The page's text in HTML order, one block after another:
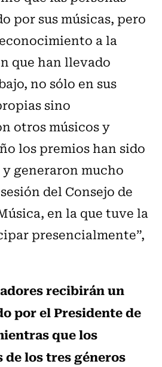
por sus músicas, pero
a la
que han llevado
no sólo en sus
sino
otros músicos y
los premios han sido
generaron mucho
del Consejo de
en la que tuve la
presencialmente”,
recibirán un
por el Presidente de
que los
los tres géneros